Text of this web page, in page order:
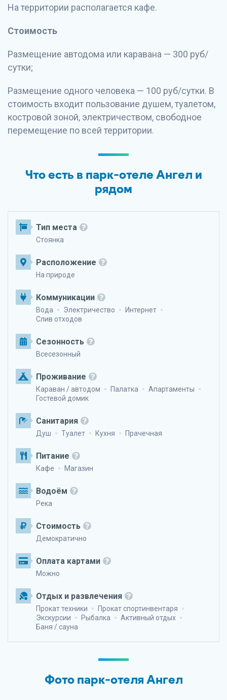
На территории располагается кафе.
Стоимость
Размещение автодома или каравана — 300 руб/
сутки;
Размещение одного человека — 100 руб/сутки. В
стоимость входит пользование душем, туалетом,
костровой зоной, электричеством, свободное
перемещение по всей территории.
Что есть в парк-отеле Ангел и
рядом
Тип места
Стоянка
Расположение
На природе
Коммуникации
Вода Электричество
Интернет
Слив отходов
Сезонность
Всесезонный
Проживание
Караван / автодом Палатка
Апартаменты
Гостевой домик
Санитария
Душ Туалет Кухня Прачечная
Питание
Кафе Магазин
Водоём
Река
Стоимость
Демократично
Оплата картами
Можно
Отдых и развлечения
Прокат техники
Прокат спортинвентаря
Экскурсии
Рыбалка
Активный отдых
Баня / сауна
Фото парк-отеля Ангел